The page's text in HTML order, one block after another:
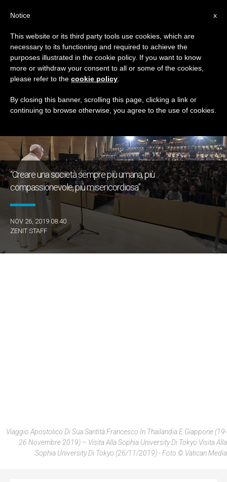
GIORNO
Novembre 26th, 2019
ULTIME NOTIZIE
“Creare una società sempre più umana, più
compassionevole, più misericordiosa”
NOV 26, 2019 08:40
ZENIT STAFF
Viaggio Apostolico Di Sua Santità Francesco In Thailandia E Giappone (19-
26 Novembre 2019) – Visita Alla Sophia University Di Tokyo Visita Alla
Sophia University Di Tokyo (26/11/2019) - Foto © Vatican Media
x
Notice
This website or its third party tools use cookies, which are
necessary to its functioning and required to achieve the
purposes illustrated in the cookie policy. If you want to know
more or withdraw your consent to all or some of the cookies,
please refer to the cookie policy
By closing this banner, scrolling this page, clicking a link or
continuing to browse otherwise, you agree to the use of cookies.